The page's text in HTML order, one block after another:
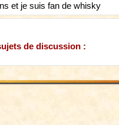
et je suis fan de whisky
de discussion :